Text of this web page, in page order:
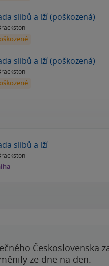
slibů a lží (poškozená)
slibů a lží (poškozená)
slibů a lží
Československa
ze dne na den.